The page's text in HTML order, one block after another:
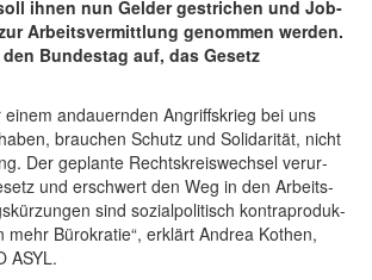
ihnen nun Gel­der gestri­chen und Job­
Arbeits­ver­mitt­lung genom­men wer­den.
den Bun­des­tag auf, das Gesetz
einem andau­ern­den Angriffs­krieg bei uns
brau­chen Schutz und Soli­da­ri­tät, nicht
Der geplan­te Rechts­kreis­wech­sel ver­ur­
und erschwert den Weg in den Arbeits­
sind sozi­al­po­li­tisch kon­tra­pro­duk­
mehr Büro­kra­tie“, erklärt Andrea Kothen,
ASYL.